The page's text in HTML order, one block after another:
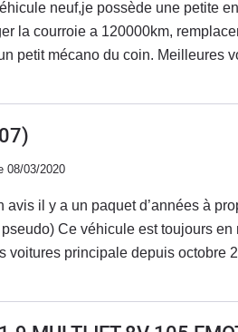
neuf,je possède une petite
la courroie a 120000km,
Meilleures voiture que j'ai possèdé .
l'embrayage à lâché, trop
08/03/2020
avis il y a un paquet d’années à
Ce véhicule est toujours en
voitures principale depuis octobre
à déplacer ou sur de gros trajets
Au final sur les aspects pratiques